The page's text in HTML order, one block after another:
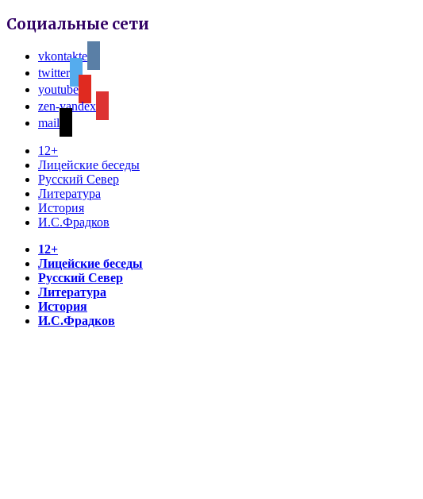
Социальные сети
vkontakte
twitter
youtube
zen-yandex
mail
12+
Лицейские беседы
Русский Север
Литература
История
И.С.Фрадков
12+
Лицейские беседы
Русский Север
Литература
История
И.С.Фрадков